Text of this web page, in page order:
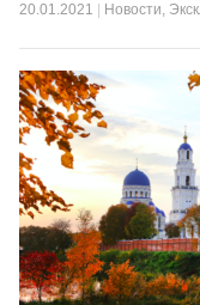
20.01.2021 Новости,